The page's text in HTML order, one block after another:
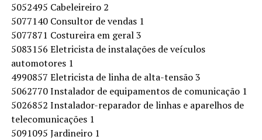
5052495 Cabeleireiro 2
5077140 Consultor de vendas 1
5077871 Costureira em geral 3
5083156 Eletricista de instalações de veículos
automotores 1
4990857 Eletricista de linha de alta-tensão 3
5062770 Instalador de equipamentos de comunicação 1
5026852 Instalador-reparador de linhas e aparelhos de
telecomunicações 1
5091095 Jardineiro 1